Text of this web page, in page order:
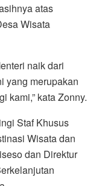
atas
Wisata
naik dari
yang merupakan
kami,” kata Zonny.
Staf Khusus
Wisata dan
dan Direktur